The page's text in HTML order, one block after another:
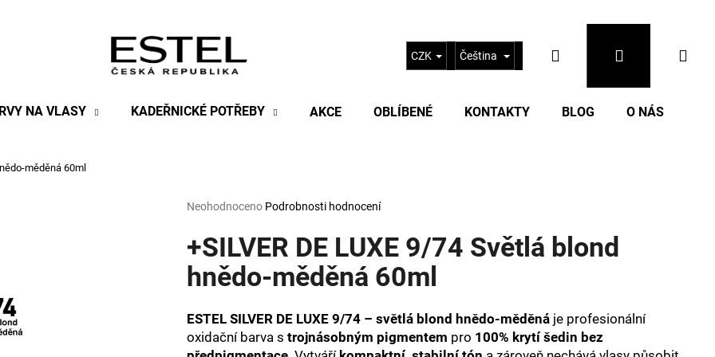
NA VLASY KADEŘNICKÉ POTŘEBY AKCE OBLÍBENÉ KONTAKTY BLOG O NÁS
CZK Čeština Hledat Přihlášení
měděná 60ml
Průměrné
produktu
je
0,0
hvězdiček.
Neohodnoceno Podrobnosti hodnocení
+SILVER DE LUXE 9/74 Světlá blond
hnědo-měděná 60ml
ESTEL SILVER DE LUXE 9/74 – světlá blond hnědo-měděná je profesionální
oxidační barva s trojnásobným pigmentem pro 100% krytí šedin bez
Následující